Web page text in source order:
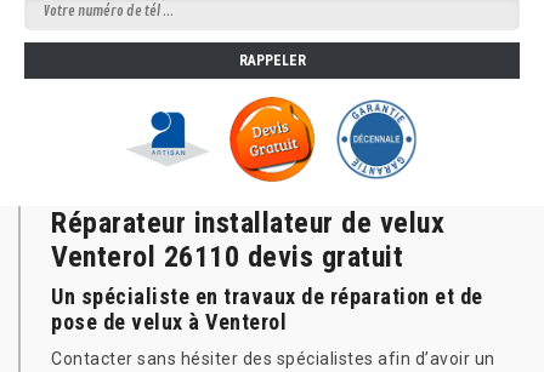
Réparateur installateur de velux
Venterol 26110 devis gratuit
Un spécialiste en travaux de réparation et de
pose de velux à Venterol
Contacter sans hésiter des spécialistes afin d’avoir un